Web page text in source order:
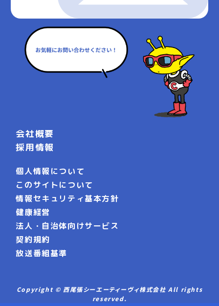
会社概要
採用情報
個人情報について
このサイトについて
情報セキュリティ基本方針
健康経営
法人・自治体向けサービス
契約規約
放送番組基準
Copyright © 西尾張シーエーティーヴィ株式会社 All rights
reserved.